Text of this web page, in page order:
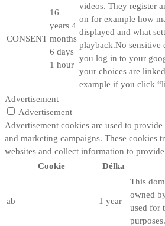
CONSENT
16
years 4
months
6 days
1 hour
videos. They register
on for example how
displayed and what
playback.No sensitive
you log in to your
your choices are
example if you click
Advertisement
Advertisement
Advertisement cookies are used to
and marketing campaigns. These cookies
websites and collect information to
Cookie
Délka
ab 1 year
This
owned
used for
purposes.